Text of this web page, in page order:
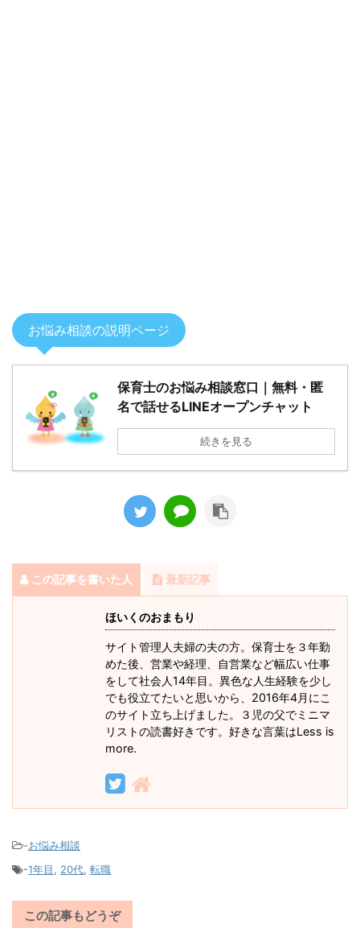
お悩み相談の説明ページ
保育士のお悩み相談窓口｜無料・匿
名で話せるLINEオープンチャット
続きを見る
この記事を書いた人 最新記事
ほいくのおまもり
サイト管理人夫婦の夫の方。保育士を３年勤
めた後、営業や経理、自営業など幅広い仕事
をして社会人14年目。異色な人生経験を少し
でも役立てたいと思いから、2016年4月にこ
のサイト立ち上げました。３児の父でミニマ
リストの読書好きです。好きな言葉はLess is
more.
-お悩み相談
-1年目, 20代, 転職
この記事もどうぞ